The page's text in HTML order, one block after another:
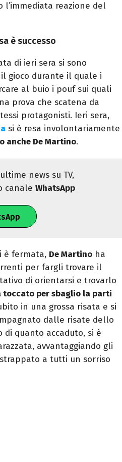
reazione del
è successo
di ieri sera si sono
il gioco durante il quale i
al buio i pouf sui quali
prova che scatena da
protagonisti. Ieri sera,
si è resa involontariamente
anche De Martino.
news su TV,
canaleWhatsApp
è fermata, De Martino ha
per fargli trovare il
di orientarsi e trovarlo
toccato per sbaglio la parti
in una grossa risata e si
dalle risate dello
di quanto accaduto, si è
avvantaggiando gli
a tutti un sorriso